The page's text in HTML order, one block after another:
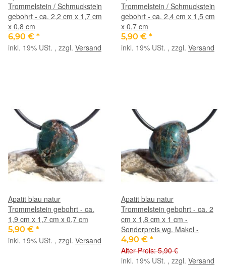
Trommelstein / Schmuckstein
gebohrt - ca. 2,2 cm x 1,7 cm
x 0,8 cm
6,90 € *
inkl. 19% USt. , zzgl. Versand
Trommelstein / Schmuckstein
gebohrt - ca. 2,4 cm x 1,5 cm
x 0,7 cm
5,90 € *
inkl. 19% USt. , zzgl. Versand
Apatit blau natur
Trommelstein gebohrt - ca.
1,9 cm x 1,7 cm x 0,7 cm
5,90 € *
inkl. 19% USt. , zzgl. Versand
Apatit blau natur
Trommelstein gebohrt - ca. 2
cm x 1,8 cm x 1 cm -
Sonderpreis wg. Makel -
4,90 € *
Alter Preis: 5,90 €
inkl. 19% USt. , zzgl. Versand